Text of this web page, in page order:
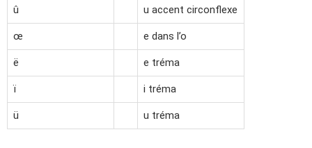
û u accent circonflexe
œ e dans l’o
ë e tréma
ï i tréma
ü u tréma